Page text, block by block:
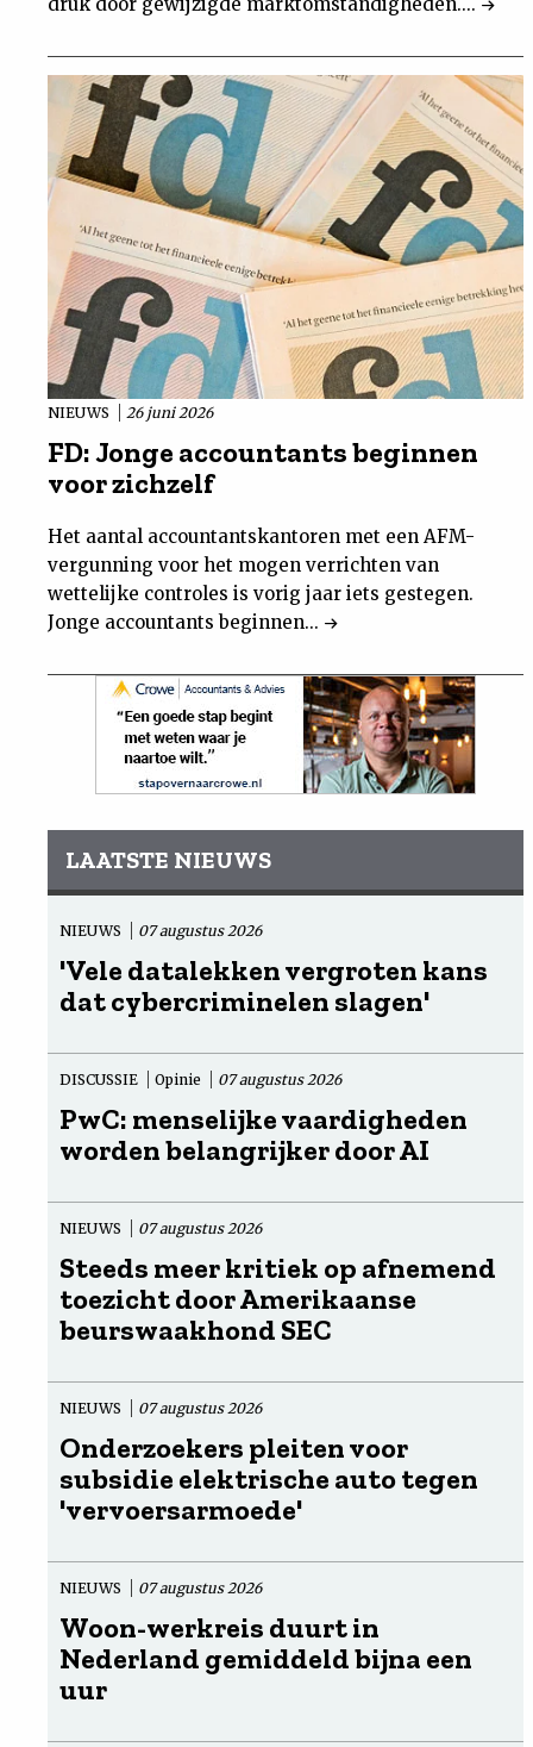
NIEUWS 26 juni 2026
FD: Jonge accountants beginnen
voor zichzelf
Het aantal accountantskantoren met een AFM-
vergunning voor het mogen verrichten van
wettelijke controles is vorig jaar iets gestegen.
Jonge accountants beginnen...
LAATSTE NIEUWS
NIEUWS 07 augustus 2026
'Vele datalekken vergroten kans
dat cybercriminelen slagen'
DISCUSSIE Opinie 07 augustus 2026
PwC: menselijke vaardigheden
worden belangrijker door AI
NIEUWS 07 augustus 2026
Steeds meer kritiek op afnemend
toezicht door Amerikaanse
beurswaakhond SEC
NIEUWS 07 augustus 2026
Onderzoekers pleiten voor
subsidie elektrische auto tegen
'vervoersarmoede'
NIEUWS 07 augustus 2026
Woon-werkreis duurt in
Nederland gemiddeld bijna een
uur